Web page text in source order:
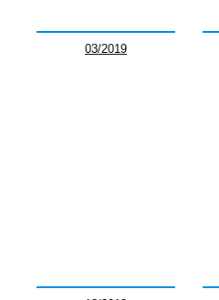
03/2019